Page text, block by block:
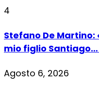
4
Stefano De Martino:
mio figlio Santiago…
Agosto 6, 2026